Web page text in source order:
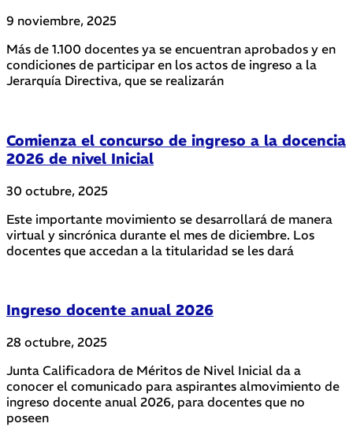
9 noviembre, 2025
Más de 1.100 docentes ya se encuentran aprobados y en
condiciones de participar en los actos de ingreso a la
Jerarquía Directiva, que se realizarán
Comienza el concurso de ingreso a la docencia
2026 de nivel Inicial
30 octubre, 2025
Este importante movimiento se desarrollará de manera
virtual y sincrónica durante el mes de diciembre. Los
docentes que accedan a la titularidad se les dará
Ingreso docente anual 2026
28 octubre, 2025
Junta Calificadora de Méritos de Nivel Inicial da a
conocer el comunicado para aspirantes almovimiento de
ingreso docente anual 2026, para docentes que no
poseen